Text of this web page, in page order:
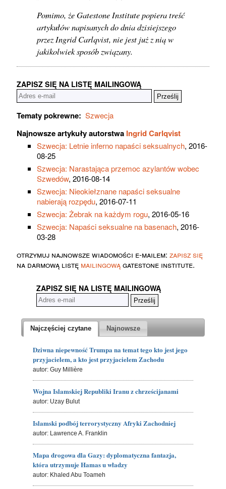
Pomimo, że Gatestone Institute popiera treść
artykułów napisanych do dnia dzisiejszego
przez Ingrid Carlqvist, nie jest już z nią w
jakikolwiek sposób związany.
ZAPISZ SIĘ NA LISTĘ MAILINGOWĄ
Tematy pokrewne: Szwecja
Najnowsze artykuły autorstwa Ingrid Carlqvist
Szwecja: Letnie inferno napaści seksualnych, 2016-
08-25
Szwecja: Narastająca przemoc azylantów wobec
Szwedów, 2016-08-14
Szwecja: Nieokiełznane napaści seksualne
nabierają rozpędu, 2016-07-11
Szwecja: Żebrak na każdym rogu, 2016-05-16
Szwecja: Napaści seksualne na basenach, 2016-
03-28
otrzymuj najnowsze wiadomości e-mailem: zapisz się
na darmową listę mailingowągatestone institute.
ZAPISZ SIĘ NA LISTĘ MAILINGOWĄ
Najczęściej czytane Najnowsze
Dziwna niepewność Trumpa na temat tego kto jest jego
przyjacielem, a kto jest przyjacielem Zachodu
autor: Guy Millière
Wojna Islamskiej Republiki Iranu z chrześcijanami
autor: Uzay Bulut
Islamski podbój terrorystyczny Afryki Zachodniej
autor: Lawrence A. Franklin
Mapa drogowa dla Gazy: dyplomatyczna fantazja,
która utrzymuje Hamas u władzy
autor: Khaled Abu Toameh